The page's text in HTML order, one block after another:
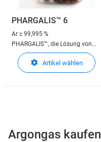
PHARGALIS™ 6
Ar ≥ 99,995 %
PHARGALIS™, die Lösung von
Carbagas für den Einsatz in der
pharmazeutischen Industrie
Artikel wählen
Argongas kaufen